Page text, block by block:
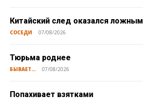
Китайский след оказался ложным
СОСЕДИ 07/08/2026
Тюрьма роднее
БЫВАЕТ... 07/08/2026
Попахивает взятками